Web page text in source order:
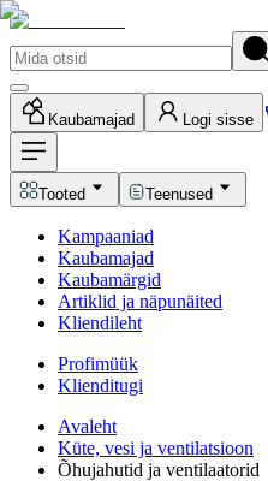
Kaubamajad Logi sisse
Tooted Teenused
Kampaaniad
Kaubamajad
Kaubamärgid
Artiklid ja näpunäited
Kliendileht
Profimüük
Klienditugi
Avaleht
Küte, vesi ja ventilatsioon
Õhujahutid ja ventilaatorid